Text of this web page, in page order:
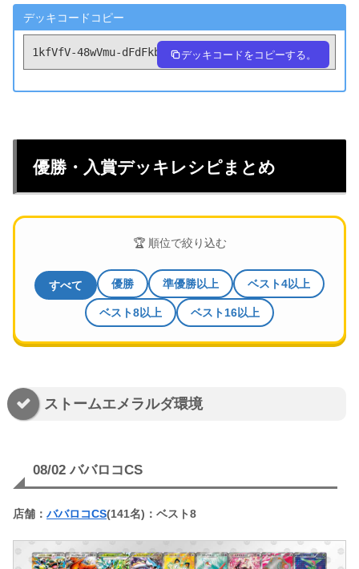
デッキコードコピー
1kfVfV-48wVmu-dFdFkb デッキコードをコピーする。
優勝・入賞デッキレシピまとめ
🏆 順位で絞り込む
すべて 優勝 準優勝以上 ベスト4以上
ベスト8以上 ベスト16以上
ストームエメラルダ環境
08/02 ババロコCS
店舗： ババロコCS(141名)：ベスト8